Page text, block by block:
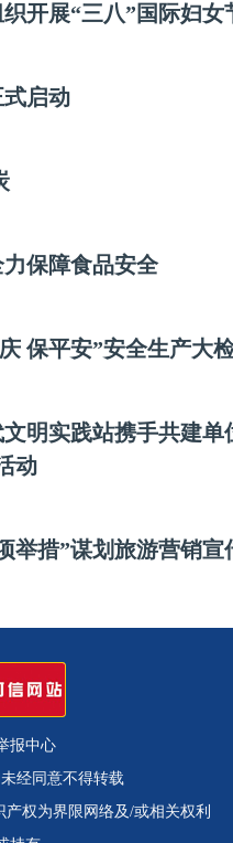
开展“三八”国际妇女
启动
保障食品安全
保平安”安全生产大
明实践站携手共建
动
举措”谋划旅游营销宣
报中心
经同意不得转载
权为界限网络及/或相关权利